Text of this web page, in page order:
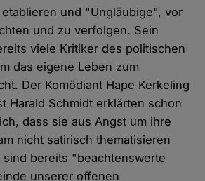
und "Ungläubige", vor
und zu verfolgen. Sein
viele Kritiker des politischen
das eigene Leben zum
Der Komödiant Hape Kerkeling
Harald Schmidt erklärten schon
dass sie aus Angst um ihre
nicht satirisch thematisieren
sind bereits "beachtenswerte
unserer offenen